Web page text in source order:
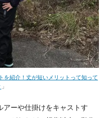
を紹介！丈が短いメリットって知って
」
アーや仕掛けをキャストす